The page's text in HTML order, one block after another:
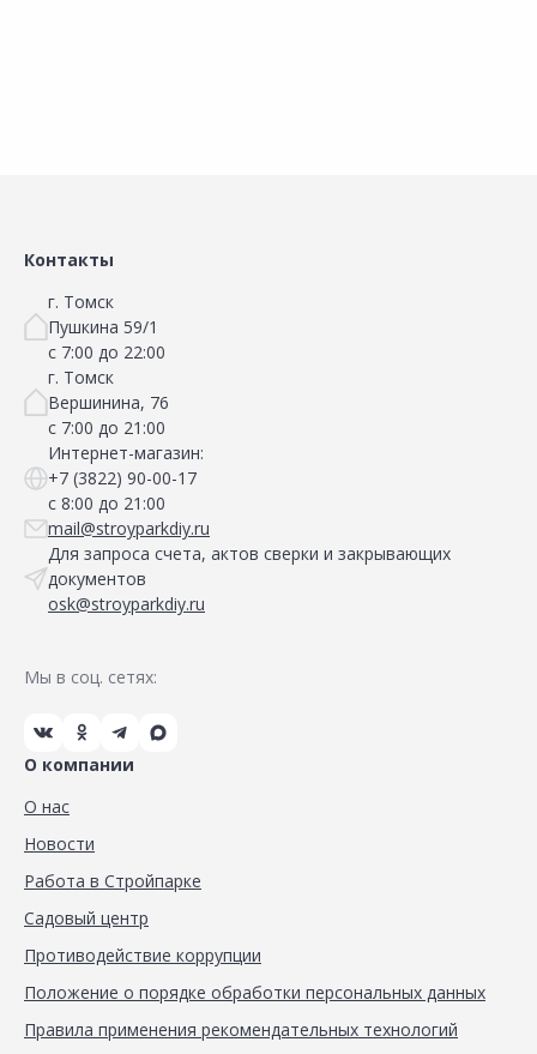
Контакты
г. Томск
Пушкина 59/1
с 7:00 до 22:00
г. Томск
Вершинина, 76
с 7:00 до 21:00
Интернет-магазин:
+7 (3822) 90-00-17
с 8:00 до 21:00
mail@stroyparkdiy.ru
Для запроса счета, актов сверки и закрывающих
документов
osk@stroyparkdiy.ru
Мы в соц. сетях:
О компании
О нас
Новости
Работа в Стройпарке
Садовый центр
Противодействие коррупции
Положение о порядке обработки персональных данных
Правила применения рекомендательных технологий